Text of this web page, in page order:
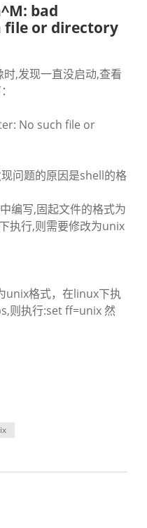
bad
file or directory
,发现一直没启动,查看
No such file or
问题的原因是shell的格
编写,固起文件的格式为
执行,则需要修改为unix
unix格式，在linux下执
则执行:set ff=unix 然